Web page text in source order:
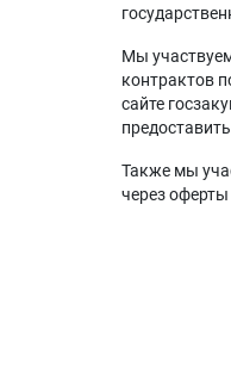
Мы
контрактов
сайте
Также мы
через